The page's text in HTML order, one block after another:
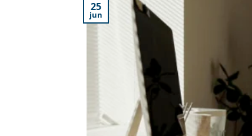
25
jun